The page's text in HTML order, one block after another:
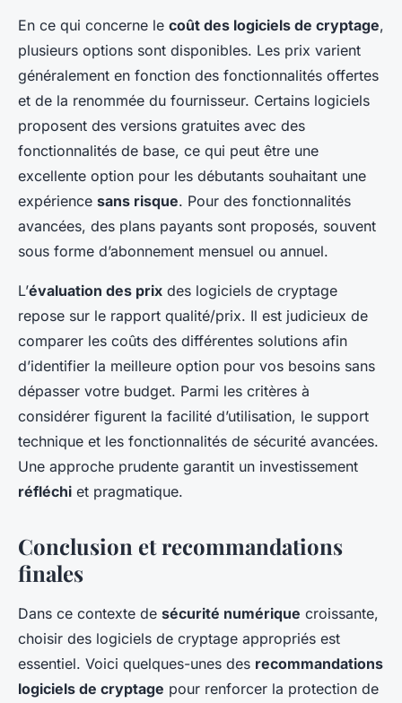
En ce qui concerne le coût des logiciels de cryptage,
plusieurs options sont disponibles. Les prix varient
généralement en fonction des fonctionnalités offertes
et de la renommée du fournisseur. Certains logiciels
proposent des versions gratuites avec des
fonctionnalités de base, ce qui peut être une
excellente option pour les débutants souhaitant une
expérience sans risque. Pour des fonctionnalités
avancées, des plans payants sont proposés, souvent
sous forme d’abonnement mensuel ou annuel.
L’évaluation des prix des logiciels de cryptage
repose sur le rapport qualité/prix. Il est judicieux de
comparer les coûts des différentes solutions afin
d’identifier la meilleure option pour vos besoins sans
dépasser votre budget. Parmi les critères à
considérer figurent la facilité d’utilisation, le support
technique et les fonctionnalités de sécurité avancées.
Une approche prudente garantit un investissement
réfléchi et pragmatique.
Conclusion et recommandations
finales
Dans ce contexte de sécurité numérique croissante,
choisir des logiciels de cryptage appropriés est
essentiel. Voici quelques-unes des recommandations
logiciels de cryptage pour renforcer la protection de